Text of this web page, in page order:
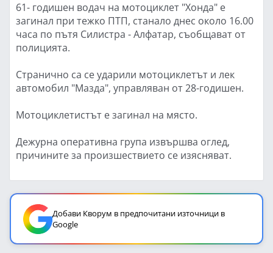
61- годишен водач на мотоциклет "Хонда" е
загинал при тежко ПТП, станало днес около 16.00
часа по пътя Силистра - Алфатар, съобщават от
полицията.
Странично са се ударили мотоциклетът и лек
автомобил "Мазда", управляван от 28-годишен.
Мотоциклетистът е загинал на място.
Дежурна оперативна група извършва оглед,
причините за произшествието се изясняват.
Добави Кворум в предпочитани източници в
Google